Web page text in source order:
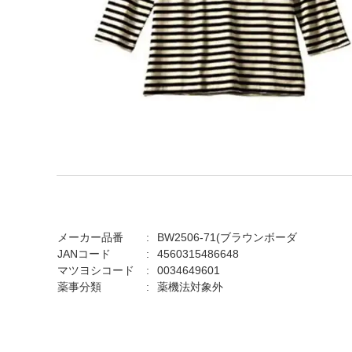
メーカー品番
BW2506-71(ブラウンボーダ
JANコード
4560315486648
マツヨシコード
0034649601
薬事分類
薬機法対象外